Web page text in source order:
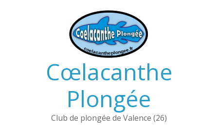
Cœlacanthe
Plongée
Club de plongée de Valence (26)